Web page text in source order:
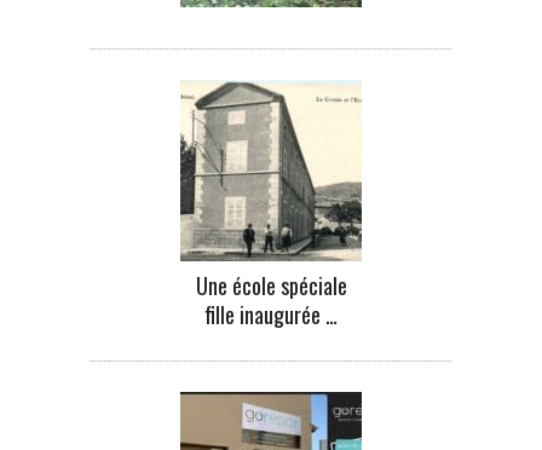
Une école spéciale
fille inaugurée …